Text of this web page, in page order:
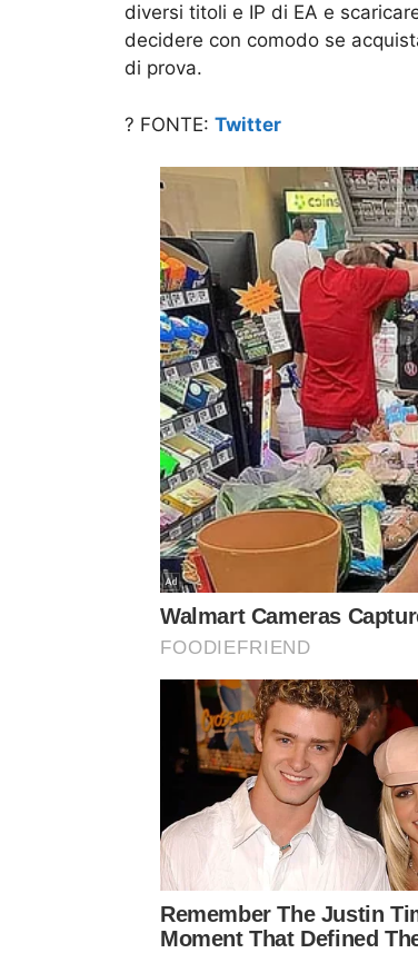
diversi titoli e IP di EA e
decidere con comodo se
di prova.
? FONTE: Twitter